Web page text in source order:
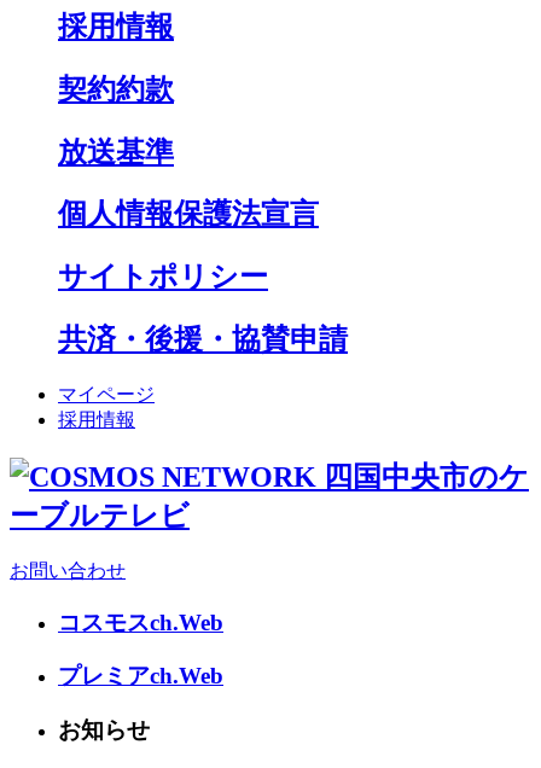
採用情報
契約約款
放送基準
個人情報保護法宣言
サイトポリシー
共済・後援・協賛申請
マイページ
採用情報
お問い合わせ
コスモスch.Web
プレミアch.Web
お知らせ